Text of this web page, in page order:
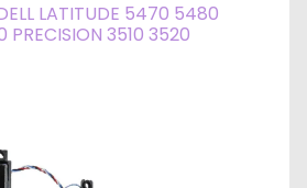
LATITUDE 5470 5480
3510 3520